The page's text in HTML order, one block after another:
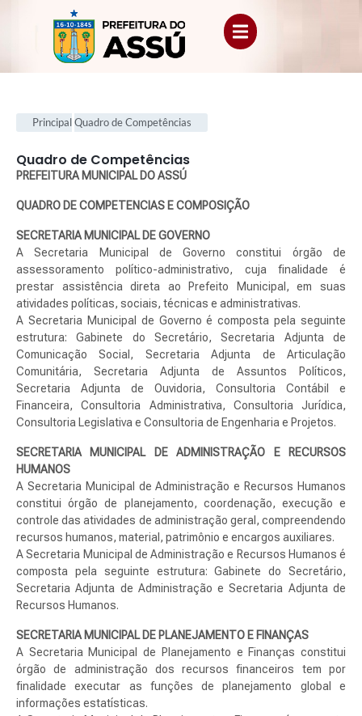
PrincipalQuadro de Competências
Quadro de Competências
PREFEITURA MUNICIPAL DO ASSÚ
QUADRO DE COMPETENCIAS E COMPOSIÇÃO
SECRETARIA MUNICIPAL DE GOVERNO
A Secretaria Municipal de Governo constitui órgão de
assessoramento político-administrativo, cuja finalidade é
prestar assistência direta ao Prefeito Municipal, em suas
atividades políticas, sociais, técnicas e administrativas.
A Secretaria Municipal de Governo é composta pela seguinte
estrutura: Gabinete do Secretário, Secretaria Adjunta de
Comunicação Social, Secretaria Adjunta de Articulação
Comunitária, Secretaria Adjunta de Assuntos Políticos,
Secretaria Adjunta de Ouvidoria, Consultoria Contábil e
Financeira, Consultoria Administrativa, Consultoria Jurídica,
Consultoria Legislativa e Consultoria de Engenharia e Projetos.
SECRETARIA MUNICIPAL DE ADMINISTRAÇÃO E RECURSOS
HUMANOS
A Secretaria Municipal de Administração e Recursos Humanos
constitui órgão de planejamento, coordenação, execução e
controle das atividades de administração geral, compreendendo
recursos humanos, material, patrimônio e encargos auxiliares.
A Secretaria Municipal de Administração e Recursos Humanos é
composta pela seguinte estrutura: Gabinete do Secretário,
Secretaria Adjunta de Administração e Secretaria Adjunta de
Recursos Humanos.
SECRETARIA MUNICIPAL DE PLANEJAMENTO E FINANÇAS
A Secretaria Municipal de Planejamento e Finanças constitui
órgão de administração dos recursos financeiros tem por
finalidade executar as funções de planejamento global e
informações estatísticas.